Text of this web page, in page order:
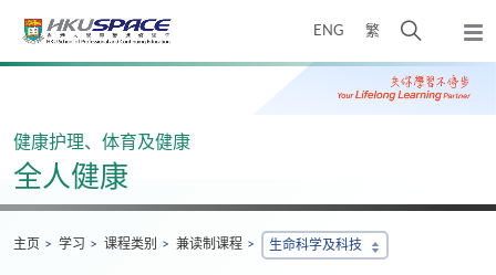
ENG 繁
开
搜
寻
弹
出
主
Main
健康护理、体育及健康
全人健康
主页 学习 课程类别 兼读制课程 生命科学及科技